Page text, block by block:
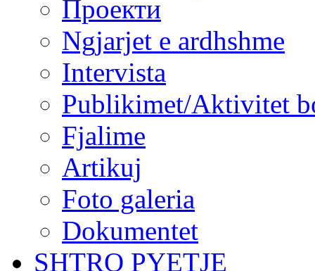
Проекти
Ngjarjet e ardhshme
Intervista
Publikimet/Aktivitet
Fjalime
Artikuj
Foto galeria
Dokumentet
SHTRO PYETJE